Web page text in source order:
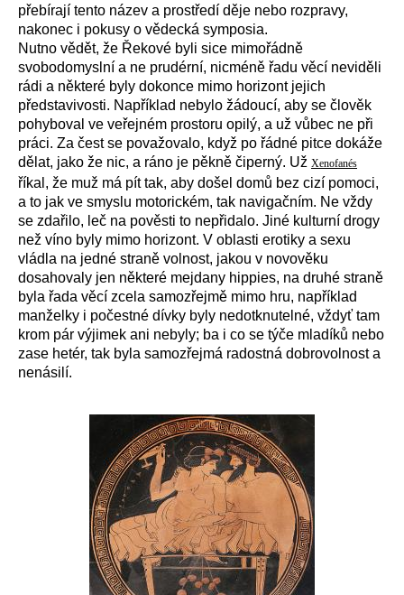
přebírají tento název a prostředí děje nebo rozpravy,
nakonec i pokusy o vědecká symposia.
Nutno vědět, že Řekové byli sice mimořádně
svobodomyslní a ne prudérní, nicméně řadu věcí neviděli
rádi a některé byly dokonce mimo horizont jejich
představivosti. Například nebylo žádoucí, aby se člověk
pohyboval ve veřejném prostoru opilý, a už vůbec ne při
práci. Za čest se považovalo, když po řádné pitce dokáže
dělat, jako že nic, a ráno je pěkně čiperný. Už Xenofanés
říkal, že muž má pít tak, aby došel domů bez cizí pomoci,
a to jak ve smyslu motorickém, tak navigačním. Ne vždy
se zdařilo, leč na pověsti to nepřidalo. Jiné kulturní drogy
než víno byly mimo horizont. V oblasti erotiky a sexu
vládla na jedné straně volnost, jakou v novověku
dosahovaly jen některé mejdany hippies, na druhé straně
byla řada věcí zcela samozřejmě mimo hru, například
manželky i počestné dívky byly nedotknutelné, vždyť tam
krom pár výjimek ani nebyly; ba i co se týče mladíků nebo
zase hetér, tak byla samozřejmá radostná dobrovolnost a
nenásilí.